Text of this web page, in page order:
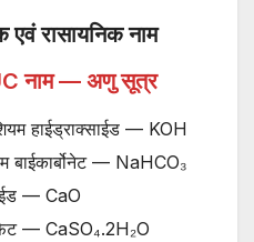
एवं रासायनिक नाम
नाम — अणु सूत्र
हाईड्राक्साईड — KOH
बाईकार्बोनेट — NaHCO₃
— CaO
— CaSO₄.2H₂O